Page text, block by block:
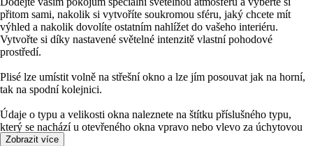
přitom sami, nakolik si vytvoříte soukromou sféru, jaký chcete mít
výhled a nakolik dovolíte ostatním nahlížet do vašeho interiéru.
Vytvořte si díky nastavené světelné intenzitě vlastní pohodové
prostředí.
Plisé lze umístit volně na střešní okno a lze jím posouvat jak na horní,
tak na spodní kolejnici.
Údaje o typu a velikosti okna naleznete na štítku příslušného typu,
který se nachází u otevřeného okna vpravo nebo vlevo za úchytovou
lištou.
Zobrazit více